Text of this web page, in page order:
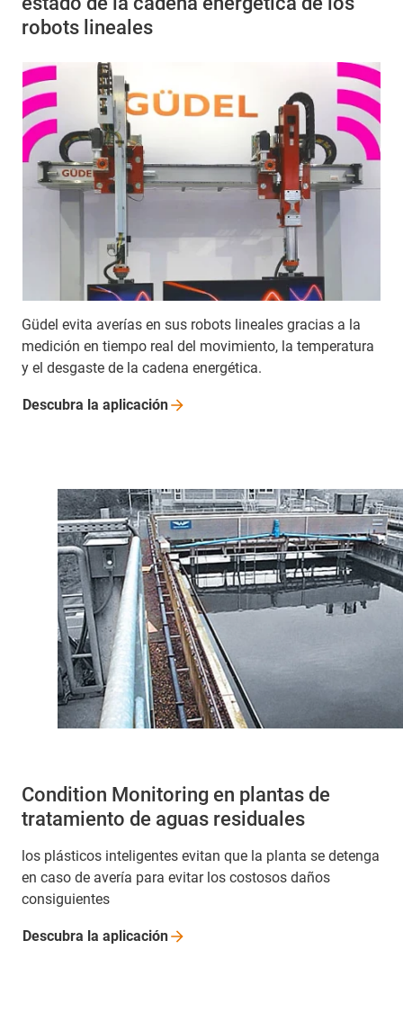
robots lineales
Güdel evita averías en sus robots lineales gracias a la
medición en tiempo real del movimiento, la temperatura
y el desgaste de la cadena energética.
Descubra la aplicación
Condition Monitoring en plantas de
tratamiento de aguas residuales
los plásticos inteligentes evitan que la planta se detenga
en caso de avería para evitar los costosos daños
consiguientes
Descubra la aplicación